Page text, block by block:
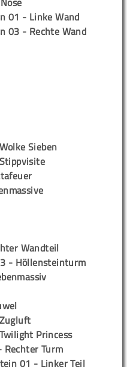
01 - Linke Wand
03 - Rechte Wand
Sieben
Wandteil
- Höllensteinturm
Princess
Rechter Turm
01 - Linker Teil